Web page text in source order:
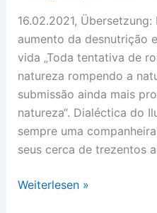
16.02.2021,
aumento da desnutrição
vida „Toda tentativa de
natureza rompendo a
submissão ainda mais
natureza“. Dialéctica do
sempre uma
seus cerca de trezentos
Pandemia
Weiterlesen »